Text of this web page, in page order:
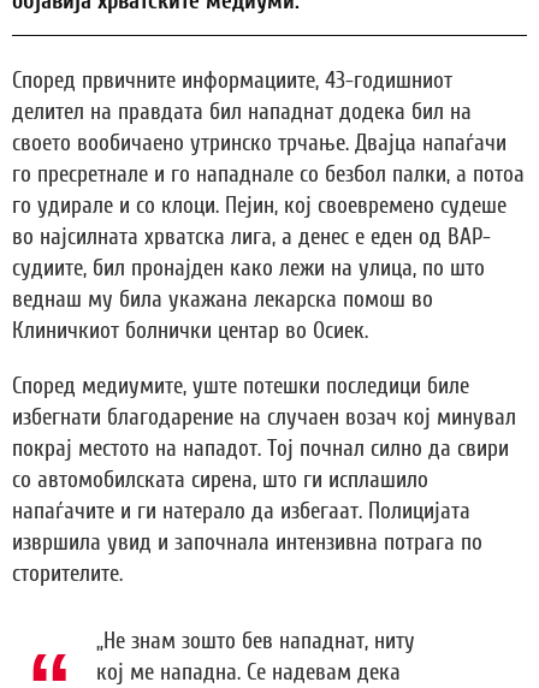
Според првичните информациите, 43-годишниот
делител на правдата бил нападнат додека бил на
своето вообичаено утринско трчање. Двајца напаѓачи
го пресретнале и го нападнале со безбол палки, а потоа
го удирале и со клоци. Пејин, кој своевремено судеше
во најсилната хрватска лига, а денес е еден од ВАР-
судиите, бил пронајден како лежи на улица, по што
веднаш му била укажана лекарска помош во
Клиничкиот болнички центар во Осиек.
Според медиумите, уште потешки последици биле
избегнати благодарение на случаен возач кој минувал
покрај местото на нападот. Тој почнал силно да свири
со автомобилската сирена, што ги исплашило
напаѓачите и ги натерало да избегаат. Полицијата
извршила увид и започнала интензивна потрага по
сторителите.
„Не знам зошто бев нападнат, ниту
кој ме нападна. Се надевам дека